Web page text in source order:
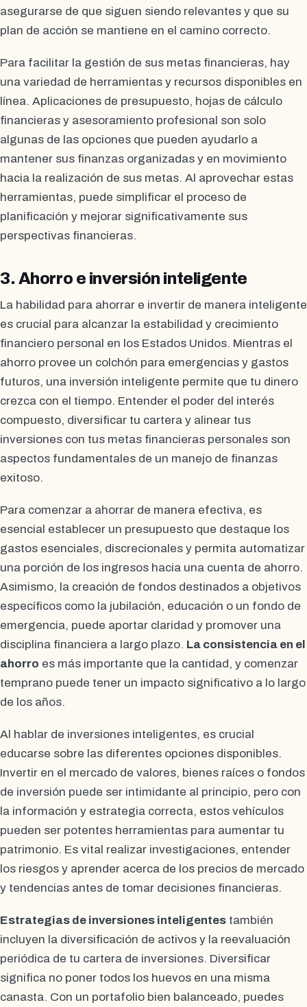
asegurarse de que siguen siendo relevantes y que su
plan de acción se mantiene en el camino correcto.
Para facilitar la gestión de sus metas financieras, hay
una variedad de herramientas y recursos disponibles en
línea. Aplicaciones de presupuesto, hojas de cálculo
financieras y asesoramiento profesional son solo
algunas de las opciones que pueden ayudarlo a
mantener sus finanzas organizadas y en movimiento
hacia la realización de sus metas. Al aprovechar estas
herramientas, puede simplificar el proceso de
planificación y mejorar significativamente sus
perspectivas financieras.
3. Ahorro e inversión inteligente
La habilidad para ahorrar e invertir de manera inteligente
es crucial para alcanzar la estabilidad y crecimiento
financiero personal en los Estados Unidos. Mientras el
ahorro provee un colchón para emergencias y gastos
futuros, una inversión inteligente permite que tu dinero
crezca con el tiempo. Entender el poder del interés
compuesto, diversificar tu cartera y alinear tus
inversiones con tus metas financieras personales son
aspectos fundamentales de un manejo de finanzas
exitoso.
Para comenzar a ahorrar de manera efectiva, es
esencial establecer un presupuesto que destaque los
gastos esenciales, discrecionales y permita automatizar
una porción de los ingresos hacia una cuenta de ahorro.
Asimismo, la creación de fondos destinados a objetivos
específicos como la jubilación, educación o un fondo de
emergencia, puede aportar claridad y promover una
disciplina financiera a largo plazo. La consistencia en el
ahorro es más importante que la cantidad, y comenzar
temprano puede tener un impacto significativo a lo largo
de los años.
Al hablar de inversiones inteligentes, es crucial
educarse sobre las diferentes opciones disponibles.
Invertir en el mercado de valores, bienes raíces o fondos
de inversión puede ser intimidante al principio, pero con
la información y estrategia correcta, estos vehículos
pueden ser potentes herramientas para aumentar tu
patrimonio. Es vital realizar investigaciones, entender
los riesgos y aprender acerca de los precios de mercado
y tendencias antes de tomar decisiones financieras.
Estrategias de inversiones inteligentes también
incluyen la diversificación de activos y la reevaluación
periódica de tu cartera de inversiones. Diversificar
significa no poner todos los huevos en una misma
canasta. Con un portafolio bien balanceado, puedes